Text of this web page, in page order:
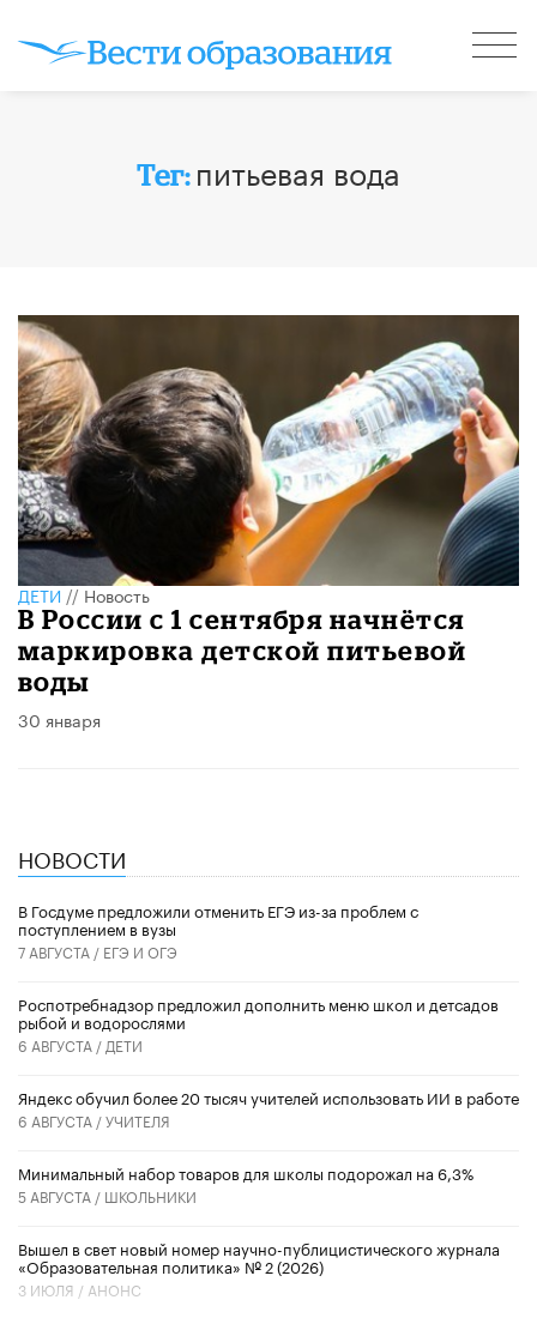
Тег: питьевая вода
ДЕТИ//Новость
В России с 1 сентября начнётся
маркировка детской питьевой
воды
30 января
НОВОСТИ
В Госдуме предложили отменить ЕГЭ из-за проблем с
поступлением в вузы
7 АВГУСТА / ЕГЭ И ОГЭ
Роспотребнадзор предложил дополнить меню школ и детсадов
рыбой и водорослями
6 АВГУСТА / ДЕТИ
​Яндекс обучил более 20 тысяч учителей использовать ИИ в работе
6 АВГУСТА /УЧИТЕЛЯ
Минимальный набор товаров для школы подорожал на 6,3%
5 АВГУСТА / ШКОЛЬНИКИ
Вышел в свет новый номер научно-публицистического журнала
«Образовательная политика» № 2 (2026)
3 ИЮЛЯ / АНОНС